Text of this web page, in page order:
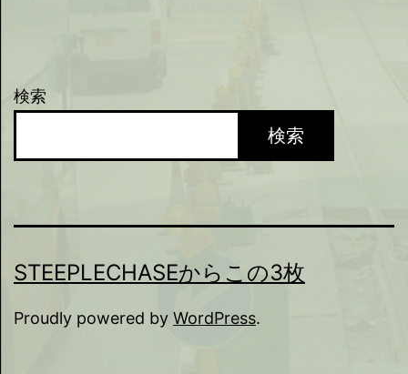
検索
検索
STEEPLECHASEからこの3枚
Proudly powered by WordPress.